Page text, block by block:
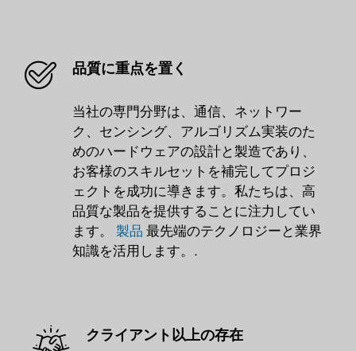
品質に重点を置く
当社の専門分野は、通信、ネットワー
ク、センシング、アルゴリズム実装のた
めのハードウェアの設計と製造であり、
お客様のスキルセットを補完してプロジ
ェクトを成功に導きます。私たちは、高
品質な製品を提供することに注力してい
ます。 製品 最先端のテクノロジーと業界
知識を活用します。.
クライアント以上の存在